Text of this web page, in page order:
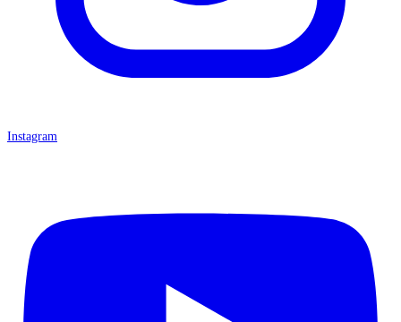
Instagram